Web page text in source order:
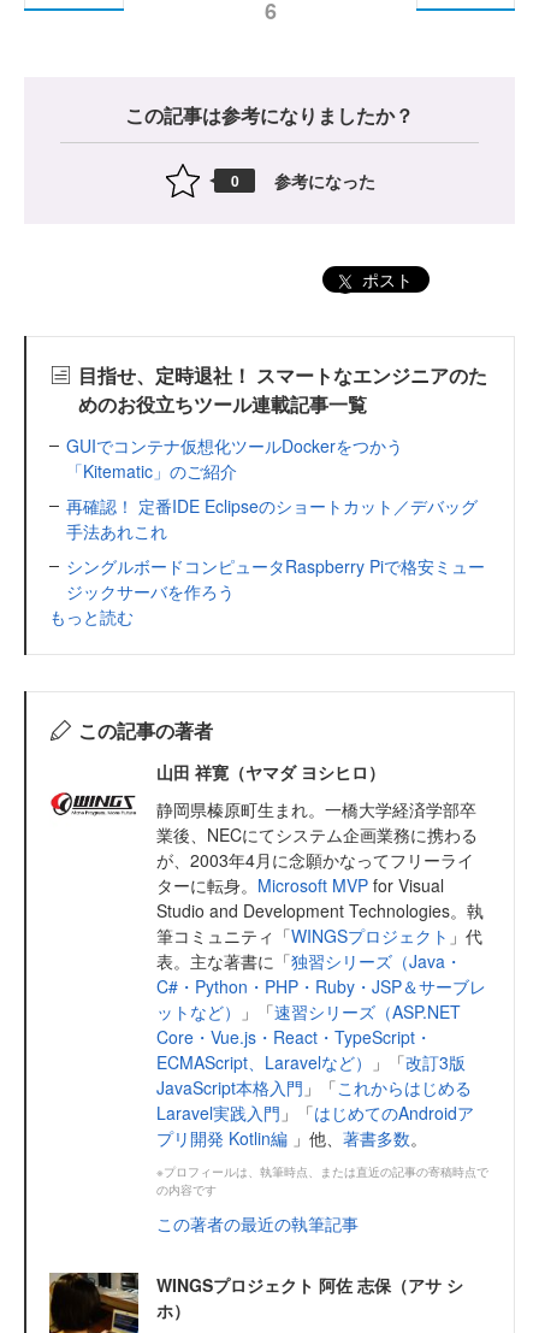
6
この記事は参考になりましたか？
0 参考になった
ポスト
目指せ、定時退社！ スマートなエンジニアのた
めのお役立ちツール連載記事一覧
GUIでコンテナ仮想化ツールDockerをつかう
「Kitematic」のご紹介
再確認！ 定番IDE Eclipseのショートカット／デバッグ
手法あれこれ
シングルボードコンピュータRaspberry Piで格安ミュー
ジックサーバを作ろう
もっと読む
この記事の著者
山田 祥寛（ヤマダ ヨシヒロ）
静岡県榛原町生まれ。一橋大学経済学部卒
業後、NECにてシステム企画業務に携わる
が、2003年4月に念願かなってフリーライ
ターに転身。 Microsoft MVP for Visual
Studio and Development Technologies。執
筆コミュニティ「WINGSプロジェクト 」代
表。主な著書に「独習シリーズ（Java・
C#・Python・PHP・Ruby・JSP＆サーブレ
ットなど）
」「速習シリーズ（ASP.NET
Core・Vue.js・React・TypeScript・
ECMAScript、Laravelなど）
」「改訂3版
JavaScript本格入門 」「これからはじめる
Laravel実践入門 」「はじめてのAndroidア
プリ開発 Kotlin編 」他、 著書多数。
※プロフィールは、執筆時点、または直近の記事の寄稿時点で
の内容です
この著者の最近の執筆記事
WINGSプロジェクト 阿佐 志保（アサ シ
ホ）